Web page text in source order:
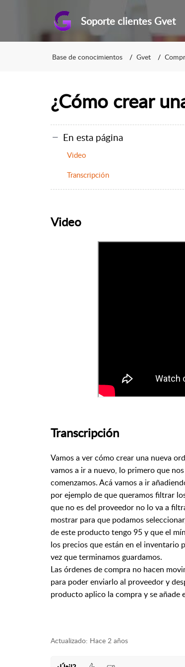
Soporte clientes Gvet
Base de conocimientos Gvet
¿Cómo crear
En esta página
Video
Transcripción
Video
Transcripción
Vamos a ver cómo crear una nueva
vamos a ir a nuevo, lo primero que
comenzamos. Acá vamos a ir
por ejemplo de que queramos filtrar
que no es del proveedor no lo va a
mostrar para que podamos
de este producto tengo 95 y que el
los precios que están en el inventario
vez que terminamos guardamos.
Las órdenes de compra no hacen
para poder enviarlo al proveedor y
producto aplico la compra y se añade
Actualizado: Hace 2 años